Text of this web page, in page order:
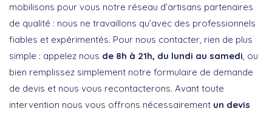
mobilisons pour vous notre réseau d’artisans partenaires
de qualité : nous ne travaillons qu’avec des professionnels
fiables et expérimentés. Pour nous contacter, rien de plus
simple : appelez nous de 8h à 21h, du lundi au samedi, ou
bien remplissez simplement notre formulaire de demande
de devis et nous vous recontacterons. Avant toute
intervention nous vous offrons nécessairement un devis